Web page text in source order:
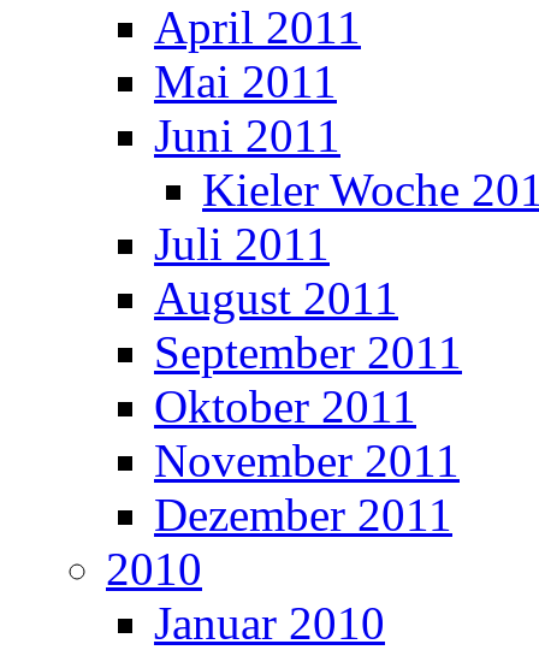
April 2011
Mai 2011
Juni 2011
Kieler Woche
Juli 2011
August 2011
September 2011
Oktober 2011
November 2011
Dezember 2011
2010
Januar 2010